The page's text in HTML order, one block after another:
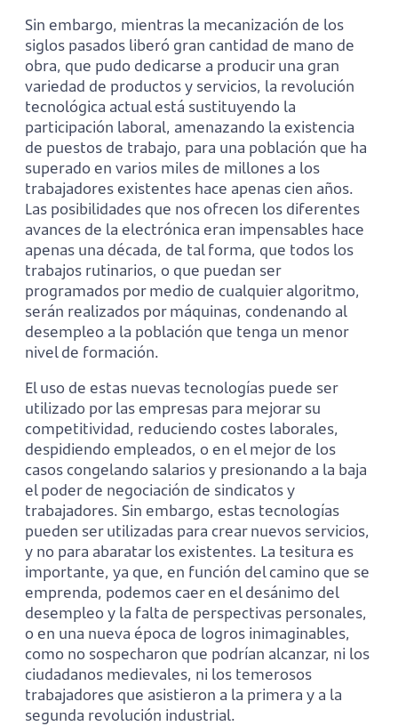
Sin embargo, mientras la mecanización de los
siglos pasados liberó gran cantidad de mano de
obra, que pudo dedicarse a producir una gran
variedad de productos y servicios, la revolución
tecnológica actual está sustituyendo la
participación laboral, amenazando la existencia
de puestos de trabajo, para una población que ha
superado en varios miles de millones a los
trabajadores existentes hace apenas cien años.
Las posibilidades que nos ofrecen los diferentes
avances de la electrónica eran impensables hace
apenas una década, de tal forma, que todos los
trabajos rutinarios, o que puedan ser
programados por medio de cualquier algoritmo,
serán realizados por máquinas, condenando al
desempleo a la población que tenga un menor
nivel de formación.
El uso de estas nuevas tecnologías puede ser
utilizado por las empresas para mejorar su
competitividad, reduciendo costes laborales,
despidiendo empleados, o en el mejor de los
casos congelando salarios y presionando a la baja
el poder de negociación de sindicatos y
trabajadores. Sin embargo, estas tecnologías
pueden ser utilizadas para crear nuevos servicios,
y no para abaratar los existentes. La tesitura es
importante, ya que, en función del camino que se
emprenda, podemos caer en el desánimo del
desempleo y la falta de perspectivas personales,
o en una nueva época de logros inimaginables,
como no sospecharon que podrían alcanzar, ni los
ciudadanos medievales, ni los temerosos
trabajadores que asistieron a la primera y a la
segunda revolución industrial.